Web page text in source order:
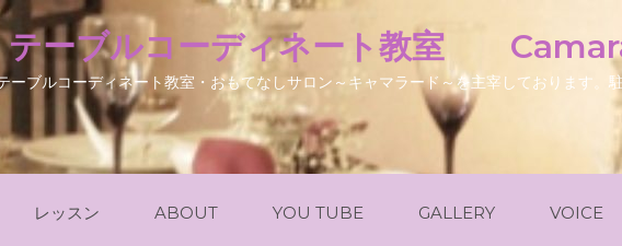
ーブルコーディネート教室
ーブルコーディネート教室・おもてなしサロン～キャマラード～を主宰しております。
レッスン ABOUT YOU TUBE GALLERY VOICE